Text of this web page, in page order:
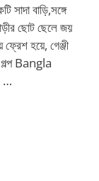
সাদা বাড়ি,সঙ্গে
ছোট ছেলে জয়
হয়ে, গেঞ্জী
গল্প Bangla
…